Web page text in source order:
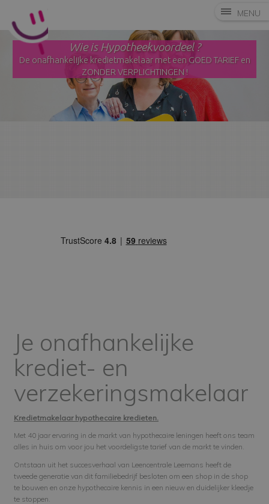
MENU
Wie is Hypotheekvoordeel ?
De onafhankelijke kredietmakelaar met een GOED TARIEF en
ZONDER VERPLICHTINGEN !
Je onafhankelijke
krediet- en
verzekeringsmakelaar
Kredietmakelaar hypothecaire kredieten.
Met 40 jaar ervaring in de markt van hypothecaire leningen heeft ons team
alles in huis om voor jou het voordeligste tarief van de markt te vinden.
Ontstaan uit het succesverhaal van Leencentrale Leemans heeft de
tweede generatie van dit familiebedrijf besloten om een shop in de shop
te bouwen en onze hypothecaire kennis in een nieuw en duidelijker kleedje
te stoppen.